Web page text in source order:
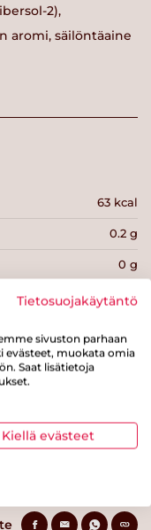
2),
aromi, säilöntäaine
63 kcal
0.2 g
0 g
11.9 g
6.4 g
0 g
Tietosuojakäytäntö
sivuston parhaan
evästeet, muokata omia
Saat lisätietoja
Kiellä evästeet